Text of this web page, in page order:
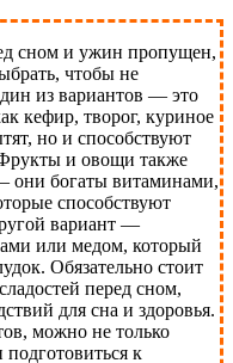
сном и ужин пропущен,
чтобы не
из вариантов — это
кефир, творог, куриное
но и способствуют
и овощи также
они богаты витаминами,
способствуют
вариант —
или медом, который
Обязательно стоит
перед сном,
для сна и здоровья.
можно не только
к